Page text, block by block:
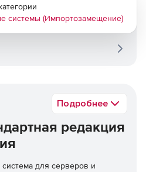
Подробнее
редакция
для серверов и
системы (Импортозамещение)